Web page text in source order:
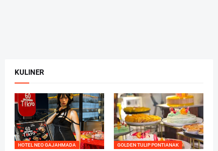
KULINER
HOTEL NEO GAJAHMADA GOLDEN TULIP PONTIANAK